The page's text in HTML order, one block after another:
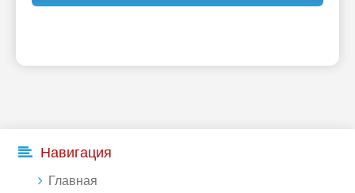
Навигация
Главная